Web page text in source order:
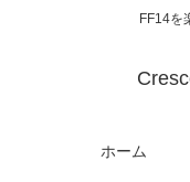
FF14を
ホーム